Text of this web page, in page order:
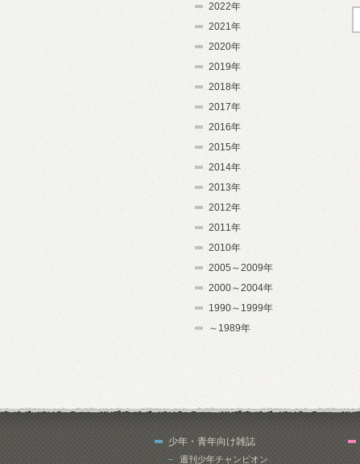
2022年
2021年
2020年
2019年
2018年
2017年
2016年
2015年
2014年
2013年
2012年
2011年
2010年
2005～2009年
2000～2004年
1990～1999年
～1989年
少年・青年向け雑誌
週刊少年チャンピオン